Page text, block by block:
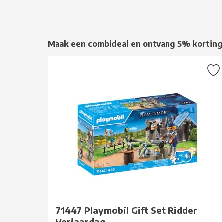
Maak een combideal en ontvang 5% korting
71447 Playmobil Gift Set Ridder